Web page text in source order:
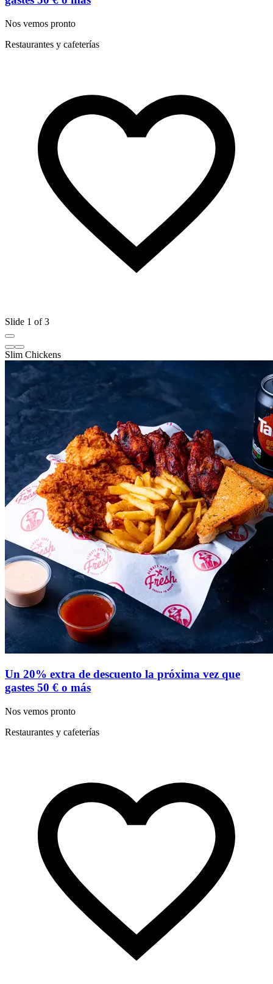
Nos vemos pronto
Restaurantes y cafeterías
Slide 1 of 3
Slim Chickens
Un 20% extra de descuento la próxima vez que
gastes 50 € o más
Nos vemos pronto
Restaurantes y cafeterías